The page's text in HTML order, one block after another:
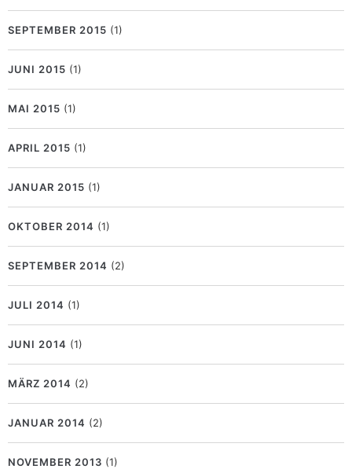
SEPTEMBER 2015 (1)
JUNI 2015 (1)
MAI 2015 (1)
APRIL 2015 (1)
JANUAR 2015 (1)
OKTOBER 2014 (1)
SEPTEMBER 2014 (2)
JULI 2014 (1)
JUNI 2014 (1)
MÄRZ 2014 (2)
JANUAR 2014 (2)
NOVEMBER 2013 (1)